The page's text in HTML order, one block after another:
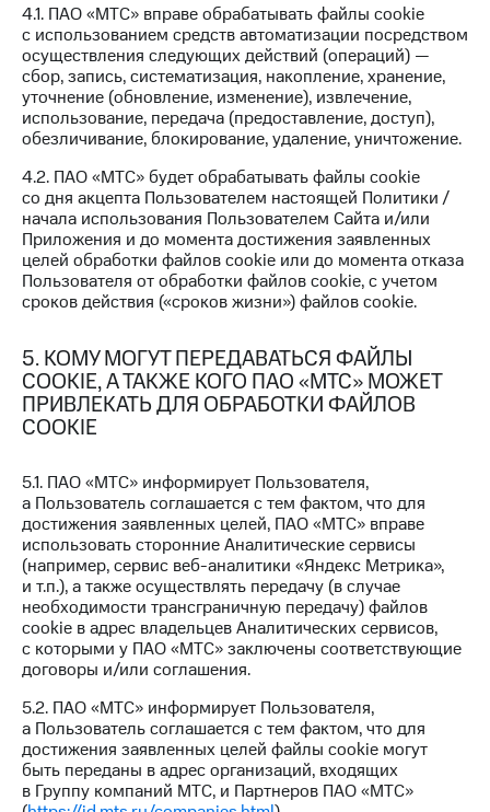
Оплата
интернета
и
ТВ
Переводы
с
телефона
на карту
МТС Pay
Оплата
по QR-
коду
магазин
Смартфоны
Наушники
колонки
Умные
часы
и
трекеры
Умный
дом
Акции
и
скидки
4.1. ПАО «МТС» вправе обрабатывать файлы cookie
с использованием средств автоматизации посредством
осуществления следующих действий (операций) —
сбор, запись, систематизация, накопление, хранение,
уточнение (обновление, изменение), извлечение,
использование, передача (предоставление, доступ),
обезличивание, блокирование, удаление, уничтожение.
4.2. ПАО «МТС» будет обрабатывать файлы cookie
со дня акцепта Пользователем настоящей Политики /
начала использования Пользователем Сайта и/или
Приложения и до момента достижения заявленных
целей обработки файлов cookie или до момента отказа
Пользователя от обработки файлов cookie, с учетом
сроков действия («сроков жизни») файлов cookie.
5. КОМУ МОГУТ ПЕРЕДАВАТЬСЯ ФАЙЛЫ
COOKIE, А ТАКЖЕ КОГО ПАО «МТС» МОЖЕТ
ПРИВЛЕКАТЬ ДЛЯ ОБРАБОТКИ ФАЙЛОВ
COOKIE
5.1. ПАО «МТС» информирует Пользователя,
а Пользователь соглашается с тем фактом, что для
достижения заявленных целей, ПАО «МТС» вправе
использовать сторонние Аналитические сервисы
(например, сервис веб-аналитики «Яндекс Метрика»,
и т.п.), а также осуществлять передачу (в случае
необходимости трансграничную передачу) файлов
cookie в адрес владельцев Аналитических сервисов,
с которыми у ПАО «МТС» заключены соответствующие
договоры и/или соглашения.
5.2. ПАО «МТС» информирует Пользователя,
а Пользователь соглашается с тем фактом, что для
достижения заявленных целей файлы cookie могут
быть переданы в адрес организаций, входящих
в Группу компаний МТС, и Партнеров ПАО «МТС»